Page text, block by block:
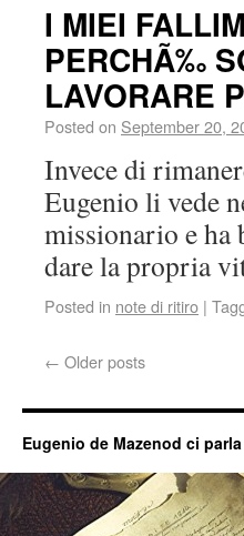
I MIEI
PERCHÃ‰
LAVORARE
Posted on September 20,
Invece di
Eugenio li vede
missionario e ha
dare la propria
Posted in note di ritiro |
← Older posts
Eugenio de Mazenod ci parla